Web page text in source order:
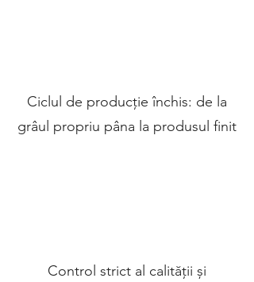
Ciclul de producție închis: de la
grâul propriu pâna la produsul finit
Control strict al calității și